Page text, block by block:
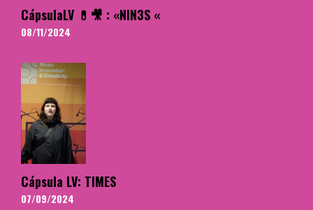
CápsulaLV 💊🎥 : «NIN3S «
08/11/2024
Cápsula LV: TIMES
07/09/2024